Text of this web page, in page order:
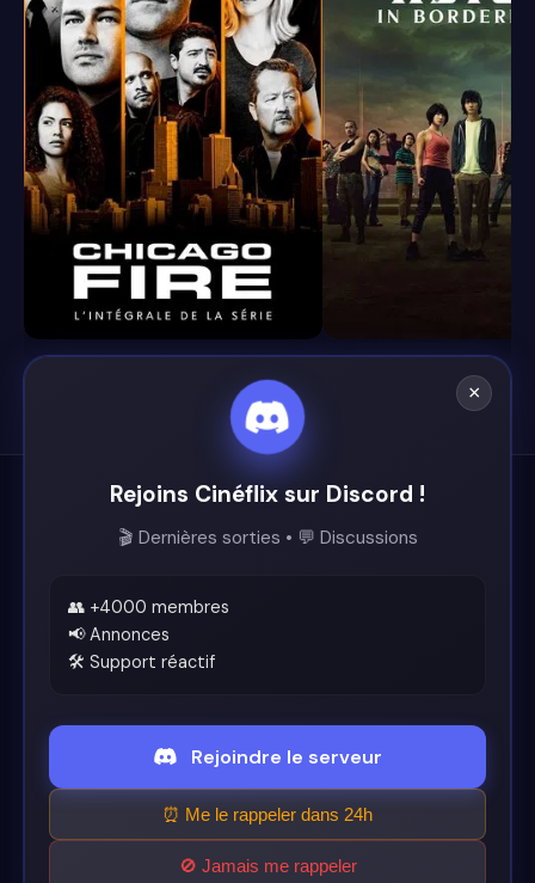
8.4
Cinéflix
Support
Conditions d'utilisation
© 2026 Cinéflix. Tous droits réservés.
×
Rejoins Cinéflix sur Discord !
🎬 Dernières sorties • 💬 Discussions
👥 +4000 membres
📢 Annonces
🛠️ Support réactif
Rejoindre le serveur
⏰ Me le rappeler dans 24h
🚫 Jamais me rappeler